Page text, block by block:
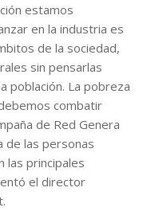
estamos
en la industria es
de la sociedad,
sin pensarlas
población. La pobreza
combatir
de Red Genera
de las personas
las principales
el director